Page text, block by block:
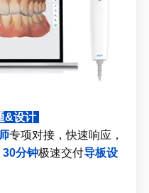
&设计
专项对接，快速响应，
30分钟极速交付导板设